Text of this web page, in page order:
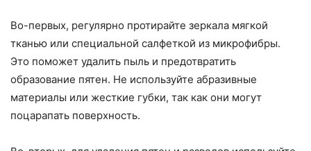
Во-первых, регулярно протирайте зеркала мягкой
тканью или специальной салфеткой из микрофибры.
Это поможет удалить пыль и предотвратить
образование пятен. Не используйте абразивные
материалы или жесткие губки, так как они могут
поцарапать поверхность.